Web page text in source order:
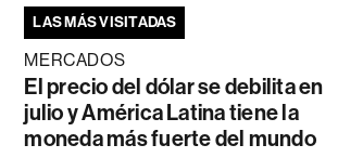
LAS MÁS VISITADAS
MERCADOS
El precio del dólar se debilita en
julio y América Latina tiene la
moneda más fuerte del mundo